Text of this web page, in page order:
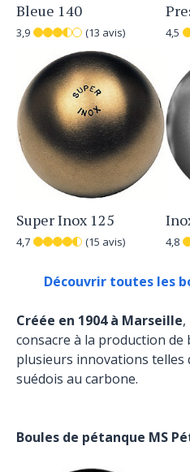
Bleue 140
3,9 (13 avis) 4,5
Super Inox 125
4,7 (15 avis) 4,8
Découvrir toutes les
Créée en 1904 à Marseille
consacre à la production de
plusieurs innovations telles
suédois au carbone.
Boules de pétanque MS